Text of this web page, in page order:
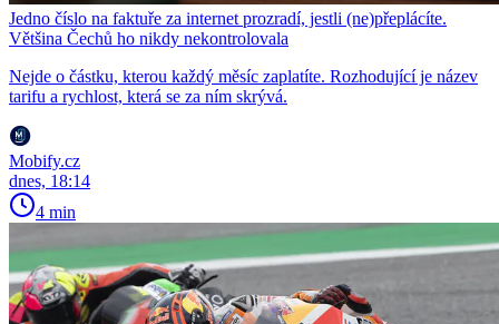
Jedno číslo na faktuře za internet prozradí, jestli (ne)přeplácíte.
Většina Čechů ho nikdy nekontrolovala
Nejde o částku, kterou každý měsíc zaplatíte. Rozhodující je název
tarifu a rychlost, která se za ním skrývá.
Mobify.cz
dnes, 18:14
4 min